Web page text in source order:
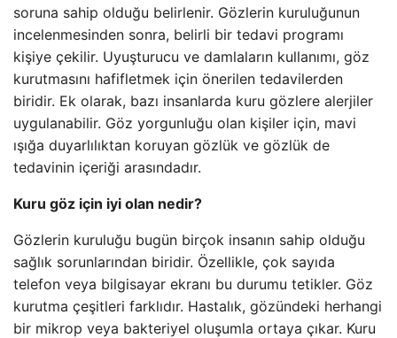
soruna sahip olduğu belirlenir. Gözlerin kuruluğunun
incelenmesinden sonra, belirli bir tedavi programı
kişiye çekilir. Uyuşturucu ve damlaların kullanımı, göz
kurutmasını hafifletmek için önerilen tedavilerden
biridir. Ek olarak, bazı insanlarda kuru gözlere alerjiler
uygulanabilir. Göz yorgunluğu olan kişiler için, mavi
ışığa duyarlılıktan koruyan gözlük ve gözlük de
tedavinin içeriği arasındadır.
Kuru göz için iyi olan nedir?
Gözlerin kuruluğu bugün birçok insanın sahip olduğu
sağlık sorunlarından biridir. Özellikle, çok sayıda
telefon veya bilgisayar ekranı bu durumu tetikler. Göz
kurutma çeşitleri farklıdır. Hastalık, gözündeki herhangi
bir mikrop veya bakteriyel oluşumla ortaya çıkar. Kuru